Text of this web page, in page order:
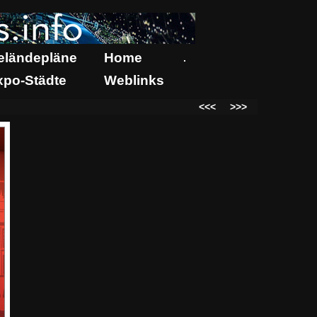
Home .
Städte Weblinks
<<< >>>